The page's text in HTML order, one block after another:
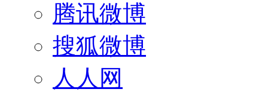
腾讯微博
搜狐微博
人人网